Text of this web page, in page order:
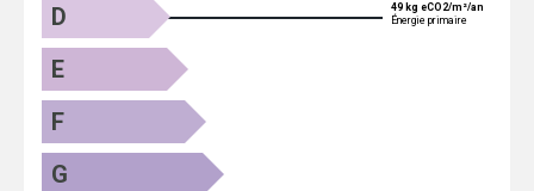
D
49 kg eCO2/m²/an
Énergie primaire
E
F
G